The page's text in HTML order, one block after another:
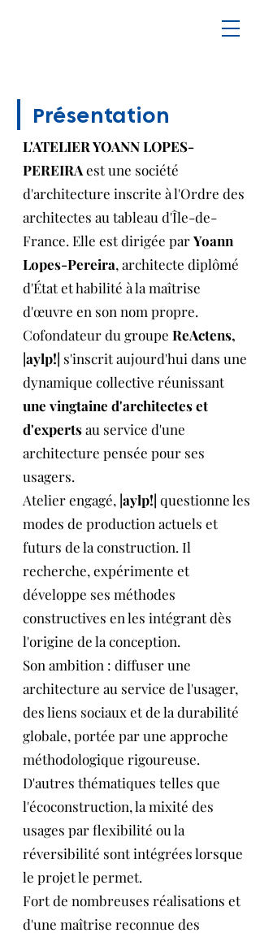
Présentation
L'ATELIER YOANN LOPES-
PEREIRAest une société
d'architecture inscrite à l'Ordre des
architectes au tableau d'Île-de-
France. Elle est dirigée parYoann
Lopes-Pereira, architecte diplômé
d'État et habilité à la maîtrise
d'œuvre en son nom propre.
Cofondateur du groupe ReActens,
|aylp!| s'inscrit aujourd'hui dans une
dynamique collective réunissant
une vingtaine d'architectes et
d'expertsau service d'une
architecture pensée pour ses
usagers.
Atelier engagé, |aylp!| questionne les
modes de production actuels et
futurs de la construction. Il
recherche, expérimente et
développe ses méthodes
constructives en les intégrant dès
l'origine de la conception.
Son ambition : diffuser une
architecture au service de l'usager,
des liens sociaux et de la durabilité
globale, portée par une approche
méthodologique rigoureuse.
D'autres thématiques telles que
l'écoconstruction, la mixité des
usages par flexibilité ou la
réversibilité sont intégrées lorsque
le projet le permet.
Fort de nombreuses réalisations et
d'une maîtrise reconnue des